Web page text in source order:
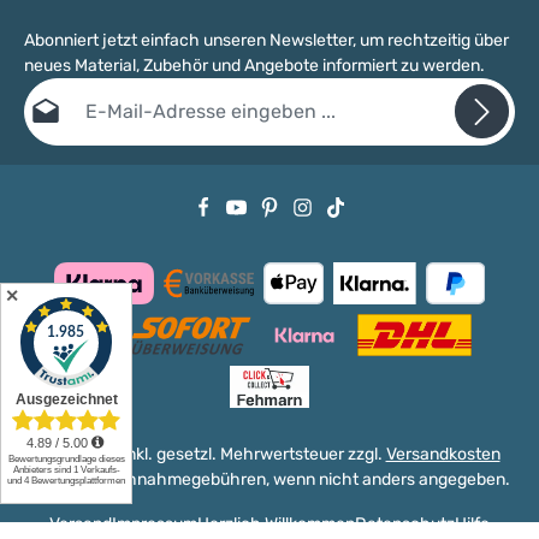
Abonniert jetzt einfach unseren Newsletter, um rechtzeitig über
neues Material, Zubehör und Angebote informiert zu werden.
E-Mail-Adresse*
Datenschutzbestimmungenzur Kenntnis genommen
Alle Preise inkl. gesetzl. Mehrwertsteuer zzgl. Versandkosten
und ggf. Nachnahmegebühren, wenn nicht anders angegeben.
VersandImpressumHerzlich WillkommenDatenschutzHilfe
✕